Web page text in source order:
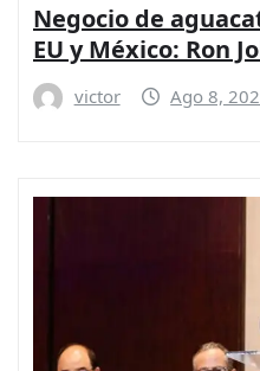
Negocio de
EU y México: Ron
victor Ago 8,